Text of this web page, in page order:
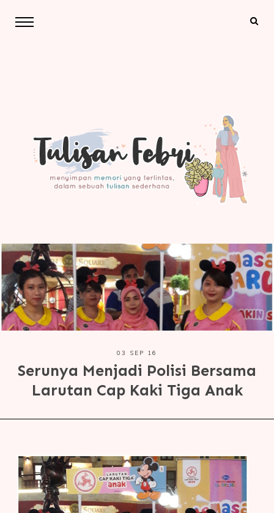
03 SEP 16
Serunya Menjadi Polisi Bersama
Larutan Cap Kaki Tiga Anak